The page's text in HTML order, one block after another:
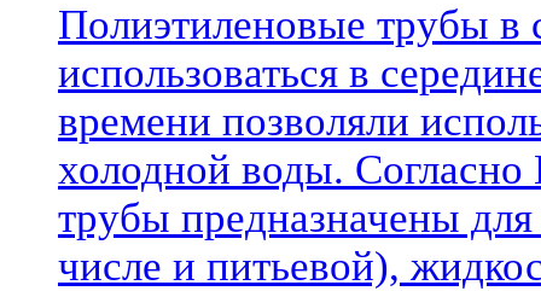
Полиэтиленовые трубы в
использоваться в
времени позволяли
холодной воды.
трубы предназначены
числе и питьевой),